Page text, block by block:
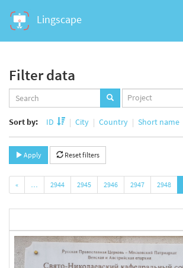
Lingscape
Filter data
Projects
set
Project
Sort by: ID City Country Short name
Apply Reset filters
« … 2944 2945 2946 2947 2948